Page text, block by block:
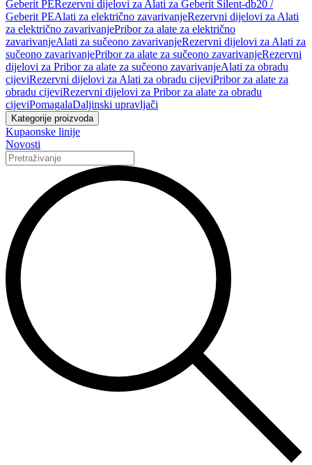
Geberit PERezervni dijelovi za Alati za Geberit Silent-db20 /
Geberit PEAlati za električno zavarivanjeRezervni dijelovi za Alati
za električno zavarivanjePribor za alate za električno
zavarivanjeAlati za sučeono zavarivanjeRezervni dijelovi za Alati za
sučeono zavarivanjePribor za alate za sučeono zavarivanjeRezervni
dijelovi za Pribor za alate za sučeono zavarivanjeAlati za obradu
cijeviRezervni dijelovi za Alati za obradu cijeviPribor za alate za
obradu cijeviRezervni dijelovi za Pribor za alate za obradu
cijeviPomagalaDaljinski upravljači
Kategorije proizvoda
Kupaonske linije
Novosti